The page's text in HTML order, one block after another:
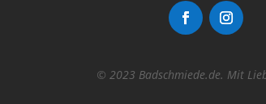
© 2023 Badschmiede.de. Mit